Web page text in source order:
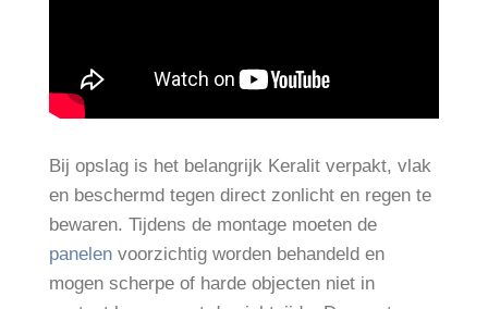
Bij opslag is het belangrijk Keralit verpakt, vlak
en beschermd tegen direct zonlicht en regen te
bewaren. Tijdens de montage moeten de
panelen voorzichtig worden behandeld en
mogen scherpe of harde objecten niet in